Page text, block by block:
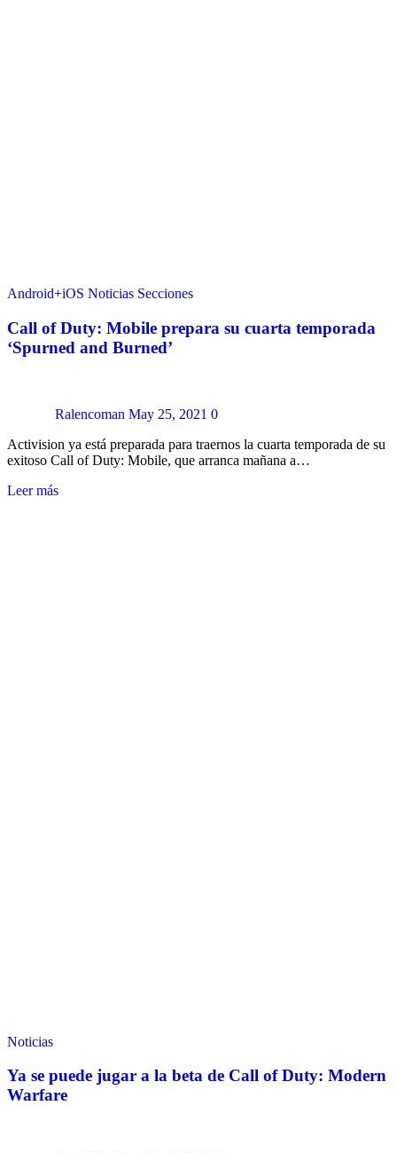
Android+iOS Noticias Secciones
Call of Duty: Mobile prepara su cuarta temporada
‘Spurned and Burned’
Ralencoman May 25, 2021 0
Activision ya está preparada para traernos la cuarta temporada de su
exitoso Call of Duty: Mobile, que arranca mañana a…
Leer más
Noticias
Ya se puede jugar a la beta de Call of Duty: Modern
Warfare